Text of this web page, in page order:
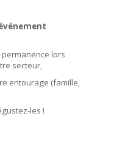
lors
secteur,
entourage (famille,
les !